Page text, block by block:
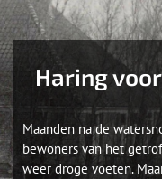
Haring
Maanden na de
bewoners van het
weer droge voeten.